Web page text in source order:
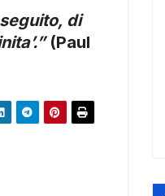
di
(Paul